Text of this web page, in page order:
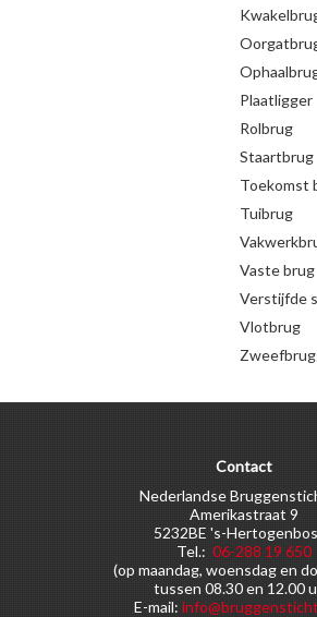
Plaatligger
Rolbrug
Staartbrug
Toekomst
Tuibrug
Vaste brug
Verstijfde
Vlotbrug
Contact
Nederlandse
Amerikastraat 9
5232BE 's-
Tel.: 06-288 19 650
(op maandag, woensdag en
tussen 08.30 en 12.00
E-mail: